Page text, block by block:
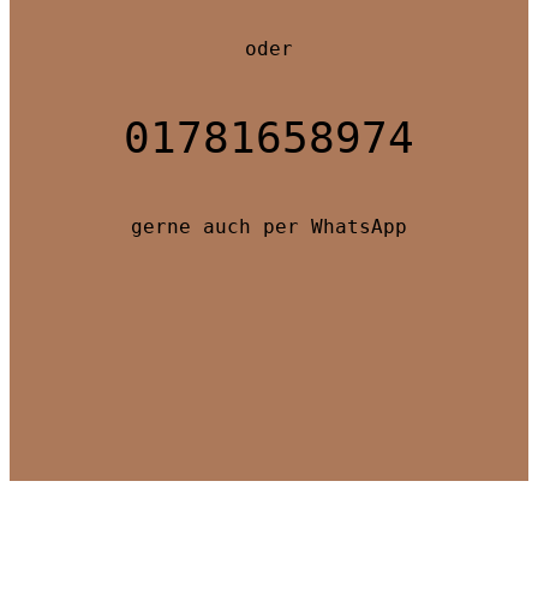
oder
01781658974
gerne auch per WhatsApp